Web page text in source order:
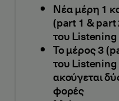
Νέα μέρη 1
(part 1 & part
του Listening
Το μέρος 3
του Listening
ακούγεται
φορές